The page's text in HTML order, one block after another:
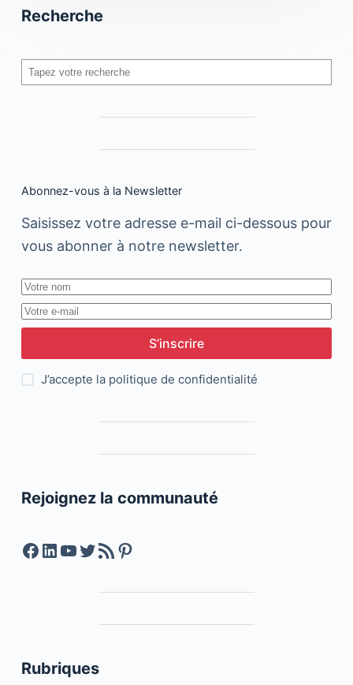
Recherche
Rechercher
Abonnez-vous à la Newsletter
Saisissez votre adresse e-mail ci-dessous pour
vous abonner à notre newsletter.
S’inscrire
J’accepte la politique de confidentialité
Rejoignez la communauté
Facebook
LinkedIn
YouTube
Twitter
Feed RSSPinterest
Rubriques